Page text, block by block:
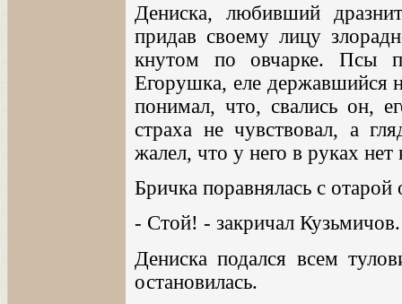
Дениска, любивший
придав своему лицу
кнутом по овчарке. Псы
Егорушка, еле державшийся
понимал, что, свались он,
страха не чувствовал, а
жалел, что у него в руках нет
Бричка поравнялась с отарой
- Стой! - закричал
Дениска подался всем
остановилась.